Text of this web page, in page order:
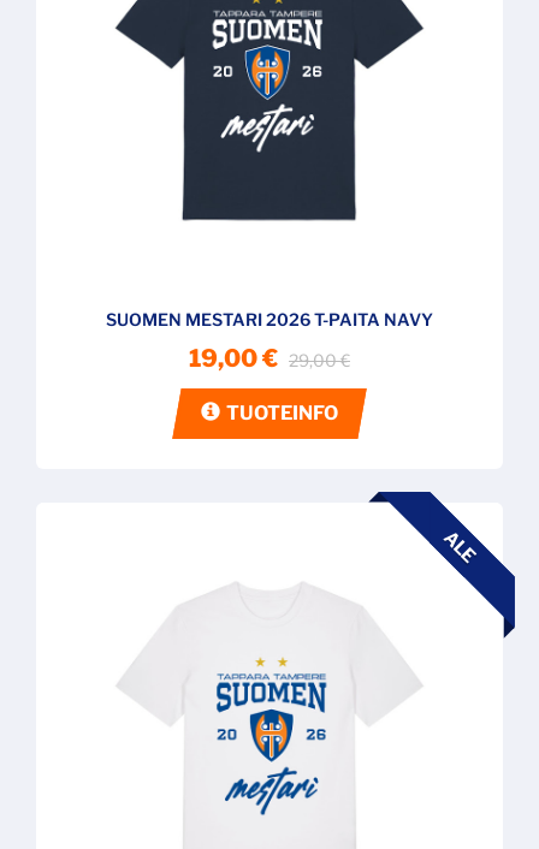
SUOMEN MESTARI 2026 T-PAITA NAVY
19,00 € 29,00 €
TUOTEINFO
ALE